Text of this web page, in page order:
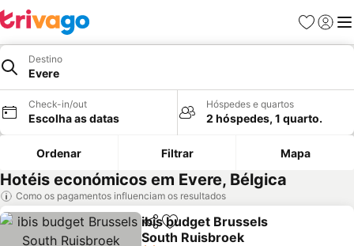
Favoritos
Iniciar
Destino
Evere
Check-in/out
Escolha as datas
Hóspedes e quartos
2 hóspedes, 1 quarto.
Ordenar Filtrar Mapa
Hotéis económicos em Evere, Bélgica
Como os pagamentos influenciam os resultados
PartilharAdicionar aos favoritos
ibis budget Brussels
South Ruisbroek